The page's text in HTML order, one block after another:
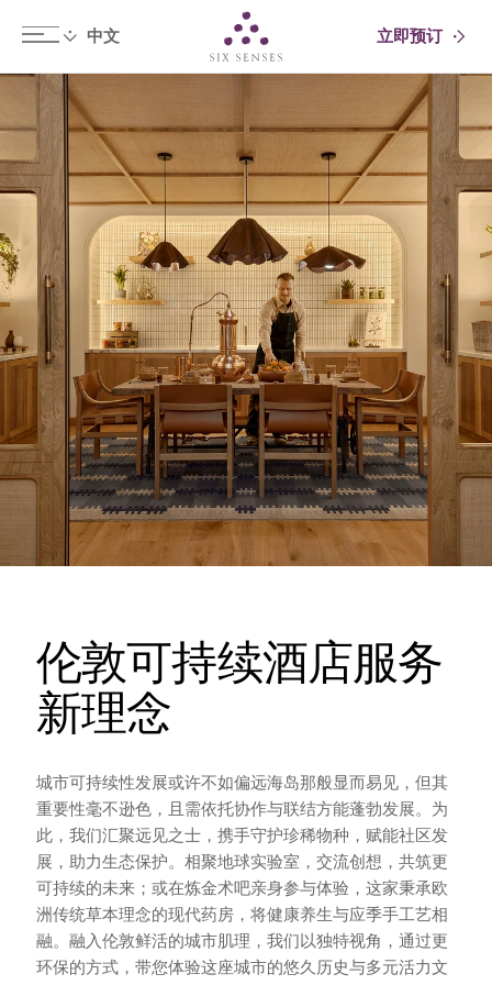
立即预订
伦敦可持续酒店服务
新理念
城市可持续性发展或许不如偏远海岛那般显而易见，但其
重要性毫不逊色，且需依托协作与联结方能蓬勃发展。为
此，我们汇聚远见之士，携手守护珍稀物种，赋能社区发
展，助力生态保护。相聚地球实验室，交流创想，共筑更
可持续的未来；或在炼金术吧亲身参与体验，这家秉承欧
洲传统草本理念的现代药房，将健康养生与应季手工艺相
融。融入伦敦鲜活的城市肌理，我们以独特视角，通过更
环保的方式，带您体验这座城市的悠久历史与多元活力文